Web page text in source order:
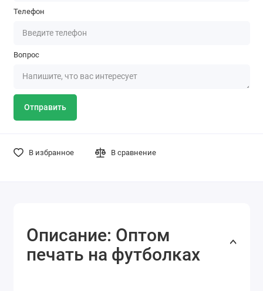
Телефон
Вопрос
Отправить
В избранное В сравнение
Описание: Оптом
печать на футболках